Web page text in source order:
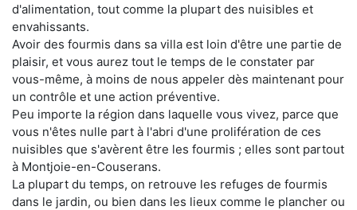
d'alimentation, tout comme la plupart des nuisibles et
envahissants.
Avoir des fourmis dans sa villa est loin d'être une partie de
plaisir, et vous aurez tout le temps de le constater par
vous-même, à moins de nous appeler dès maintenant pour
un contrôle et une action préventive.
Peu importe la région dans laquelle vous vivez, parce que
vous n'êtes nulle part à l'abri d'une prolifération de ces
nuisibles que s'avèrent être les fourmis ; elles sont partout
à Montjoie-en-Couserans.
La plupart du temps, on retrouve les refuges de fourmis
dans le jardin, ou bien dans les lieux comme le plancher ou